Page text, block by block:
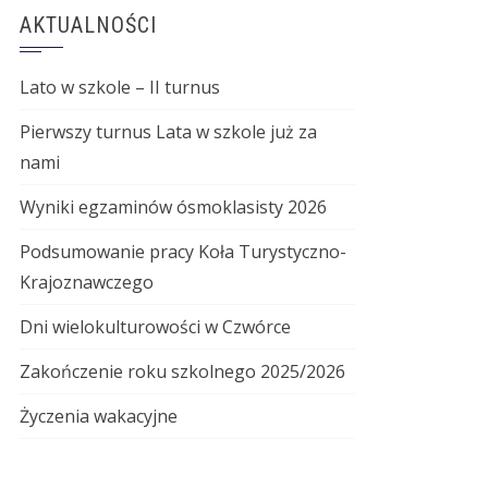
AKTUALNOŚCI
Lato w szkole – II turnus
Pierwszy turnus Lata w szkole już za
nami
Wyniki egzaminów ósmoklasisty 2026
Podsumowanie pracy Koła Turystyczno-
Krajoznawczego
Dni wielokulturowości w Czwórce
Zakończenie roku szkolnego 2025/2026
Życzenia wakacyjne